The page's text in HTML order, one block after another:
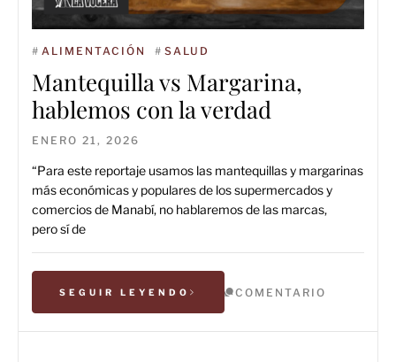
# ALIMENTACIÓN # SALUD
Mantequilla vs Margarina,
hablemos con la verdad
ENERO 21, 2026
“Para este reportaje usamos las mantequillas y margarinas
más económicas y populares de los supermercados y
comercios de Manabí, no hablaremos de las marcas,
pero sí de
SEGUIR LEYENDO COMENTARIO